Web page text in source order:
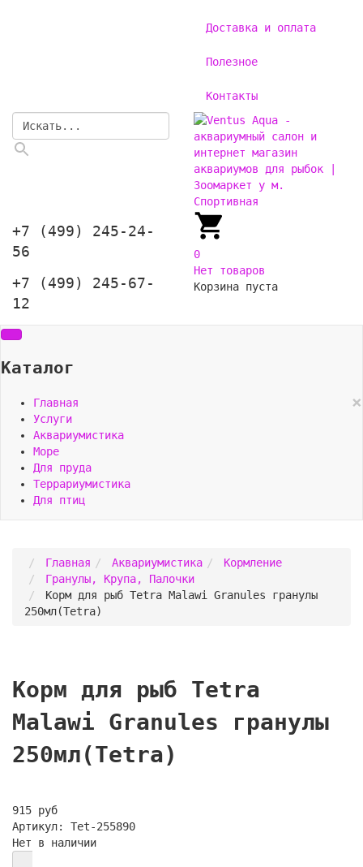
Доставка и оплата
Полезное
Контакты
+7 (499) 245-24-
56
+7 (499) 245-67-
12
0
Нет товаров
Корзина пуста
Каталог
×
Главная
Услуги
Аквариумистика
Море
Для пруда
Террариумистика
Для птиц
Главная Аквариумистика
Кормление
Гранулы, Крупа, Палочки
Корм для рыб Tetra Malawi Granules гранулы
250мл(Tetra)
Корм для рыб Tetra
Malawi Granules гранулы
250мл(Tetra)
915 руб
Артикул: Tet-255890
Нет в наличии